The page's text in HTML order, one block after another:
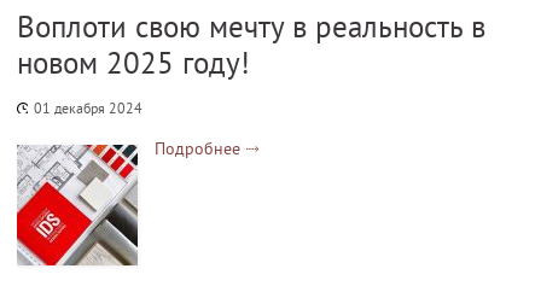
Воплоти свою мечту в реальность в
новом 2025 году!
01 декабря 2024
Подробнее